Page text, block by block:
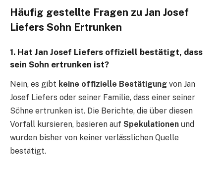
Häufig gestellte Fragen zu Jan Josef
Liefers Sohn Ertrunken
1. Hat Jan Josef Liefers offiziell bestätigt, dass
sein Sohn ertrunken ist?
Nein, es gibt keine offizielle Bestätigung von Jan
Josef Liefers oder seiner Familie, dass einer seiner
Söhne ertrunken ist. Die Berichte, die über diesen
Vorfall kursieren, basieren auf Spekulationen und
wurden bisher von keiner verlässlichen Quelle
bestätigt.